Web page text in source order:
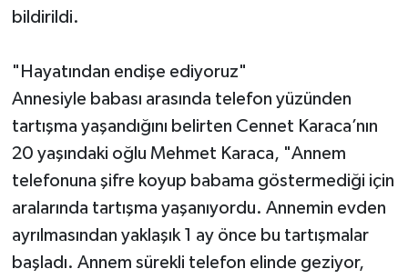
bildirildi.
"Hayatından endişe ediyoruz"
Annesiyle babası arasında telefon yüzünden
tartışma yaşandığını belirten Cennet Karaca’nın
20 yaşındaki oğlu Mehmet Karaca, "Annem
telefonuna şifre koyup babama göstermediği için
aralarında tartışma yaşanıyordu. Annemin evden
ayrılmasından yaklaşık 1 ay önce bu tartışmalar
başladı. Annem sürekli telefon elinde geziyor,